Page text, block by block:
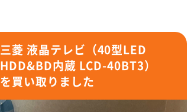
三菱 液晶テレビ（40型LED
HDD&BD内蔵 LCD-40BT3）
を買い取りました